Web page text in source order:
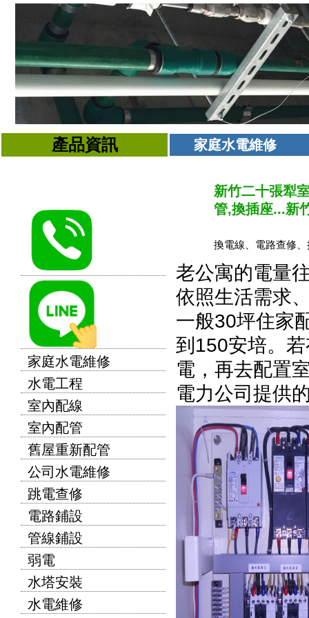
產品資訊 家庭水電維修
家庭水電維修
水電工程
室內配線
室內配管
舊屋重新配管
公司水電維修
跳電查修
電路鋪設
管線鋪設
弱電
水塔安裝
水電維修
新竹二十張犁
管,換插座...新
換電線、電路查修
老公寓的電量
依照生活需求
一般30坪住家
到150安培。
電，再去配置
電力公司提供